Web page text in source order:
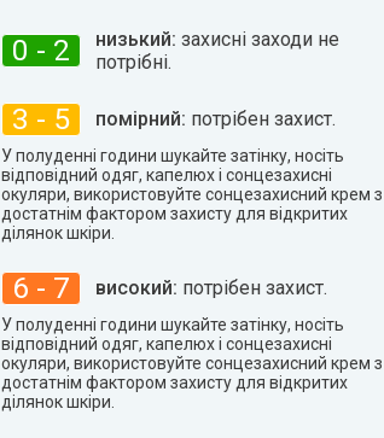
0 - 2 низький: захисні заходи не
потрібні.
3 - 5 помірний: потрібен захист.
У полуденні години шукайте затінку, носіть
відповідний одяг, капелюх і сонцезахисні
окуляри, використовуйте сонцезахисний крем з
достатнім фактором захисту для відкритих
ділянок шкіри.
6 - 7 високий: потрібен захист.
У полуденні години шукайте затінку, носіть
відповідний одяг, капелюх і сонцезахисні
окуляри, використовуйте сонцезахисний крем з
достатнім фактором захисту для відкритих
ділянок шкіри.